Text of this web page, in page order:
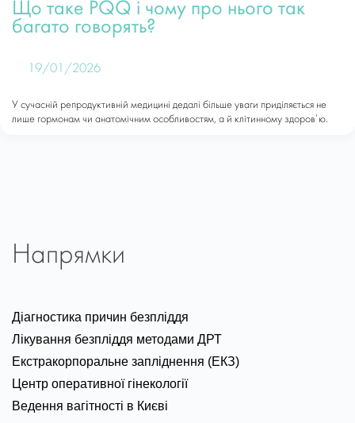
Що таке PQQ і чому про нього так
багато говорять?
19/01/2026
У сучасній репродуктивній медицині дедалі більше уваги приділяється не
лише гормонам чи анатомічним особливостям, а й клітинному здоров’ю.
Напрямки
Діагностика причин безпліддя
Лікування безпліддя методами ДРТ
Екстракорпоральне запліднення (ЕКЗ)
Центр оперативної гінекології
Ведення вагітності в Києві